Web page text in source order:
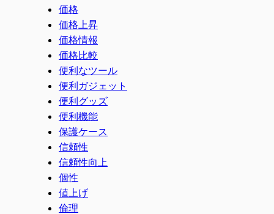
価格
価格上昇
価格情報
価格比較
便利なツール
便利ガジェット
便利グッズ
便利機能
保護ケース
信頼性
信頼性向上
個性
値上げ
倫理